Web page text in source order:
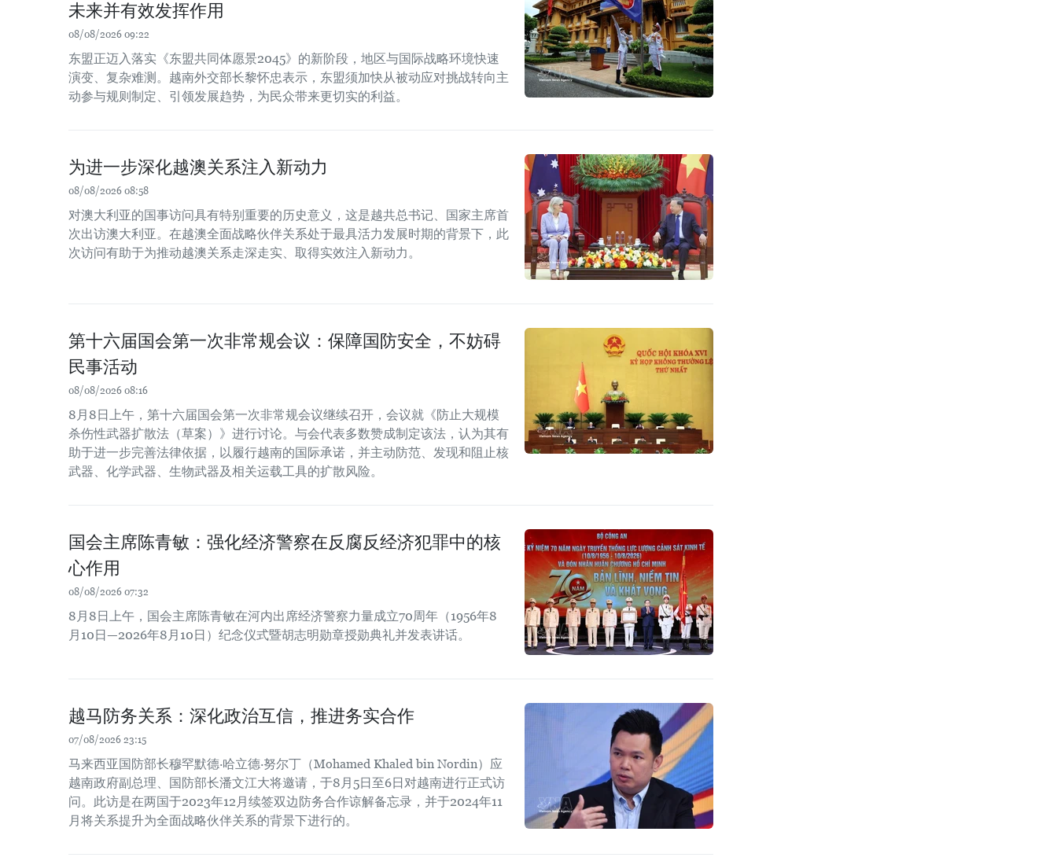
未来并有效发挥作用
08/08/2026 09:22
东盟正迈入落实《东盟共同体愿景2045》的新阶段，地区与国际战略环境快速
演变、复杂难测。越南外交部长黎怀忠表示，东盟须加快从被动应对挑战转向主
动参与规则制定、引领发展趋势，为民众带来更切实的利益。
为进一步深化越澳关系注入新动力
08/08/2026 08:58
对澳大利亚的国事访问具有特别重要的历史意义，这是越共总书记、国家主席首
次出访澳大利亚。在越澳全面战略伙伴关系处于最具活力发展时期的背景下，此
次访问有助于为推动越澳关系走深走实、取得实效注入新动力。
第十六届国会第一次非常规会议：保障国防安全，不妨碍
民事活动
08/08/2026 08:16
8月8日上午，第十六届国会第一次非常规会议继续召开，会议就《防止大规模
杀伤性武器扩散法（草案）》进行讨论。与会代表多数赞成制定该法，认为其有
助于进一步完善法律依据，以履行越南的国际承诺，并主动防范、发现和阻止核
武器、化学武器、生物武器及相关运载工具的扩散风险。
国会主席陈青敏：强化经济警察在反腐反经济犯罪中的核
心作用
08/08/2026 07:32
8月8日上午，国会主席陈青敏在河内出席经济警察力量成立70周年（1956年8
月10日—2026年8月10日）纪念仪式暨胡志明勋章授勋典礼并发表讲话。
越马防务关系：深化政治互信，推进务实合作
07/08/2026 23:15
马来西亚国防部长穆罕默德·哈立德·努尔丁（Mohamed Khaled bin Nordin）应
越南政府副总理、国防部长潘文江大将邀请，于8月5日至6日对越南进行正式访
问。此访是在两国于2023年12月续签双边防务合作谅解备忘录，并于2024年11
月将关系提升为全面战略伙伴关系的背景下进行的。